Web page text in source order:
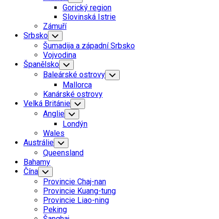
Child
Menu
Gorický region
Slovinská Istrie
Zámuří
Srbsko Toggle
Child
Menu
Šumadija a západní Srbsko
Vojvodina
Španělsko Toggle
Child
Menu
Baleárské ostrovy Toggle
Child
Mallorca
Kanárské ostrovy
Velká Británie Toggle
Child
Menu
Anglie Toggle
Child
Menu
Londýn
Wales
Austrálie Toggle
Child
Menu
Queensland
Bahamy
Čína Toggle
Child
Menu
Provincie Chaj-nan
Provincie Kuang-tung
Provincie Liao-ning
Peking